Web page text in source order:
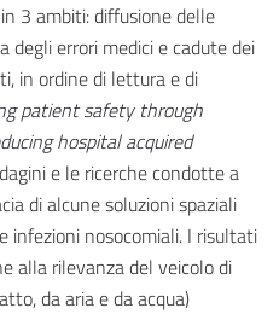
3 ambiti: diffusione delle
degli errori medici e cadute dei
in ordine di lettura e di
patient safety through
hospital acquired
e le ricerche condotte a
di alcune soluzioni spaziali
infezioni nosocomiali. I risultati
alla rilevanza del veicolo di
da aria e da acqua)